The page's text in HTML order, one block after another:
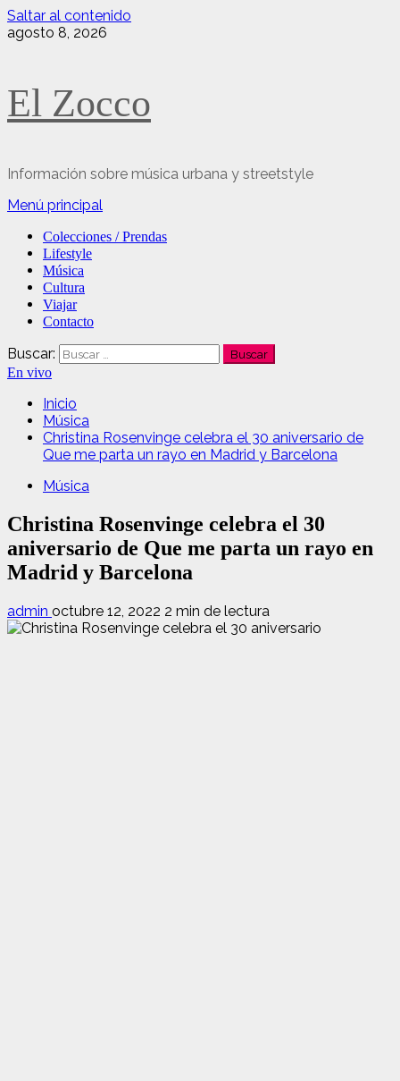
Saltar al contenido
agosto 8, 2026
El Zocco
Información sobre música urbana y streetstyle
Menú principal
Colecciones / Prendas
Lifestyle
Música
Cultura
Viajar
Contacto
Buscar:
En vivo
Inicio
Música
Christina Rosenvinge celebra el 30 aniversario de
Que me parta un rayo en Madrid y Barcelona
Música
Christina Rosenvinge celebra el 30
aniversario de Que me parta un rayo en
Madrid y Barcelona
admin octubre 12, 2022 2 min de lectura